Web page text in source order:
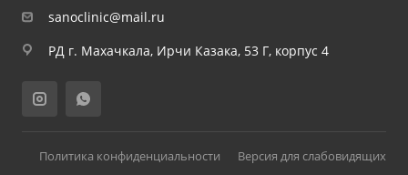
sanoclinic@mail.ru
РД г. Махачкала, Ирчи Казака, 53 Г, корпус 4
Политика конфиденциальности Версия для слабовидящих